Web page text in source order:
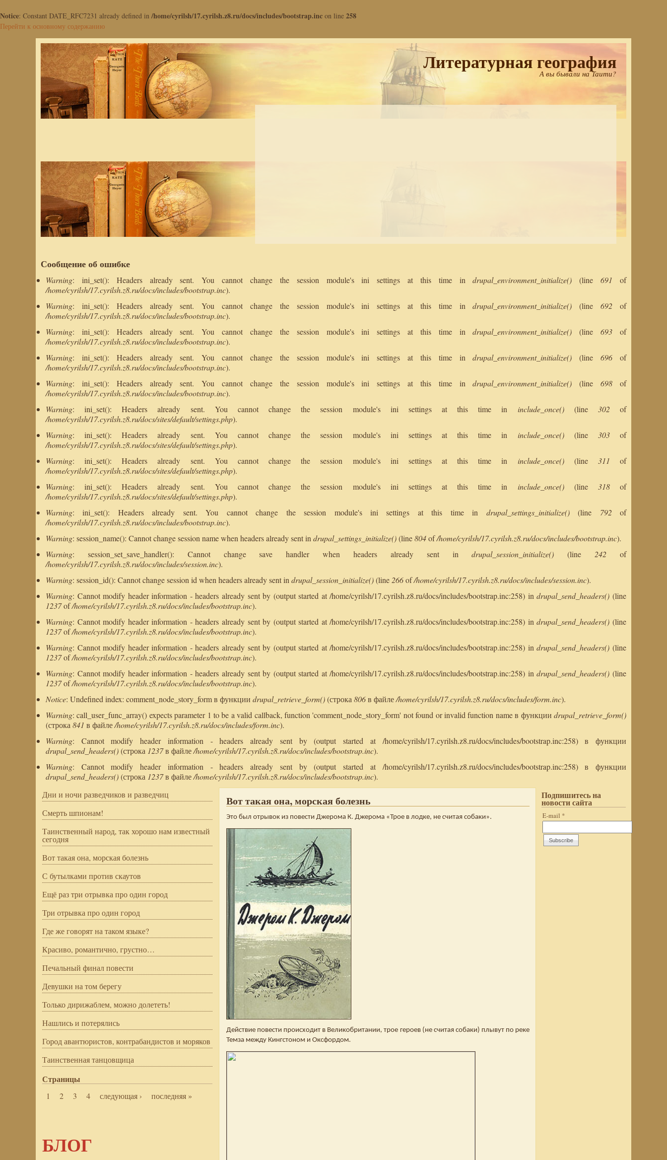
Notice: Constant DATE_RFC7231 already defined in /home/cyrilsh/17.cyrilsh.z8.ru/docs/includes/bootstrap.inc on line 258
Перейти к основному содержанию
Литературная география
А вы бывали на Таити?
Сообщение об ошибке
Warning: ini_set(): Headers already sent. You cannot change the session module's ini settings at this time indrupal_environment_initialize() (line691 of
/home/cyrilsh/17.cyrilsh.z8.ru/docs/includes/bootstrap.inc).
Warning: ini_set(): Headers already sent. You cannot change the session module's ini settings at this time indrupal_environment_initialize() (line692 of
/home/cyrilsh/17.cyrilsh.z8.ru/docs/includes/bootstrap.inc).
Warning: ini_set(): Headers already sent. You cannot change the session module's ini settings at this time indrupal_environment_initialize() (line693 of
/home/cyrilsh/17.cyrilsh.z8.ru/docs/includes/bootstrap.inc).
Warning: ini_set(): Headers already sent. You cannot change the session module's ini settings at this time indrupal_environment_initialize() (line696 of
/home/cyrilsh/17.cyrilsh.z8.ru/docs/includes/bootstrap.inc).
Warning: ini_set(): Headers already sent. You cannot change the session module's ini settings at this time indrupal_environment_initialize() (line698 of
/home/cyrilsh/17.cyrilsh.z8.ru/docs/includes/bootstrap.inc).
Warning: ini_set(): Headers already sent. You cannot change the session module's ini settings at this time in include_once()(line 302of
/home/cyrilsh/17.cyrilsh.z8.ru/docs/sites/default/settings.php).
Warning: ini_set(): Headers already sent. You cannot change the session module's ini settings at this time in include_once()(line 303of
/home/cyrilsh/17.cyrilsh.z8.ru/docs/sites/default/settings.php).
Warning: ini_set(): Headers already sent. You cannot change the session module's ini settings at this time in include_once()(line 311 of
/home/cyrilsh/17.cyrilsh.z8.ru/docs/sites/default/settings.php).
Warning: ini_set(): Headers already sent. You cannot change the session module's ini settings at this time in include_once()(line 318of
/home/cyrilsh/17.cyrilsh.z8.ru/docs/sites/default/settings.php).
Warning: ini_set(): Headers already sent. You cannot change the session module's ini settings at this time in drupal_settings_initialize()(line 792of
/home/cyrilsh/17.cyrilsh.z8.ru/docs/includes/bootstrap.inc).
Warning: session_name(): Cannot change session name when headers already sent in drupal_settings_initialize()(line804of/home/cyrilsh/17.cyrilsh.z8.ru/docs/includes/bootstrap.inc).
Warning: session_set_save_handler(): Cannot change save handler when headers already sent indrupal_session_initialize() (line 242 of
/home/cyrilsh/17.cyrilsh.z8.ru/docs/includes/session.inc).
Warning: session_id(): Cannot change session id when headers already sent in drupal_session_initialize()(line 266of/home/cyrilsh/17.cyrilsh.z8.ru/docs/includes/session.inc).
Warning: Cannot modify header information - headers already sent by (output started at /home/cyrilsh/17.cyrilsh.z8.ru/docs/includes/bootstrap.inc:258) indrupal_send_headers() (line
1237of/home/cyrilsh/17.cyrilsh.z8.ru/docs/includes/bootstrap.inc).
Warning: Cannot modify header information - headers already sent by (output started at /home/cyrilsh/17.cyrilsh.z8.ru/docs/includes/bootstrap.inc:258) indrupal_send_headers() (line
1237of/home/cyrilsh/17.cyrilsh.z8.ru/docs/includes/bootstrap.inc).
Warning: Cannot modify header information - headers already sent by (output started at /home/cyrilsh/17.cyrilsh.z8.ru/docs/includes/bootstrap.inc:258) indrupal_send_headers() (line
1237of/home/cyrilsh/17.cyrilsh.z8.ru/docs/includes/bootstrap.inc).
Warning: Cannot modify header information - headers already sent by (output started at /home/cyrilsh/17.cyrilsh.z8.ru/docs/includes/bootstrap.inc:258) indrupal_send_headers() (line
1237of/home/cyrilsh/17.cyrilsh.z8.ru/docs/includes/bootstrap.inc).
Notice: Undefined index: comment_node_story_form в функции drupal_retrieve_form()(строка 806в файле/home/cyrilsh/17.cyrilsh.z8.ru/docs/includes/form.inc).
Warning: call_user_func_array() expects parameter 1 to be a valid callback, function 'comment_node_story_form' not found or invalid function name в функции drupal_retrieve_form()
(строка 841 в файле/home/cyrilsh/17.cyrilsh.z8.ru/docs/includes/form.inc).
Warning: Cannot modify header information - headers already sent by (output started at /home/cyrilsh/17.cyrilsh.z8.ru/docs/includes/bootstrap.inc:258) в функции
drupal_send_headers()(строка 1237в файле/home/cyrilsh/17.cyrilsh.z8.ru/docs/includes/bootstrap.inc).
Warning: Cannot modify header information - headers already sent by (output started at /home/cyrilsh/17.cyrilsh.z8.ru/docs/includes/bootstrap.inc:258) в функции
drupal_send_headers()(строка 1237в файле/home/cyrilsh/17.cyrilsh.z8.ru/docs/includes/bootstrap.inc).
Дни и ночи разведчиков и разведчиц
Смерть шпионам!
Таинственный народ, так хорошо нам известный
сегодня
Вот такая она, морская болезнь
С бутылками против скаутов
Ещё раз три отрывка про один город
Три отрывка про один город
Где же говорят на таком языке?
Красиво, романтично, грустно…
Печальный финал повести
Девушки на том берегу
Только дирижаблем, можно долететь!
Нашлись и потерялись
Город авантюристов, контрабандистов и моряков
Таинственная танцовщица
Страницы
1 2 3 4 следующая › последняя »
БЛОГ
Вот такая она, морская болезнь
Это был отрывок из повести Джерома К. Джерома «Трое в лодке, не считая собаки».
Действие повести происходит в Великобритании, трое героев (не считая собаки) плывут по реке
Темза между Кингстоном и Оксфордом.
Подпишитесь на
новости сайта
E-mail *